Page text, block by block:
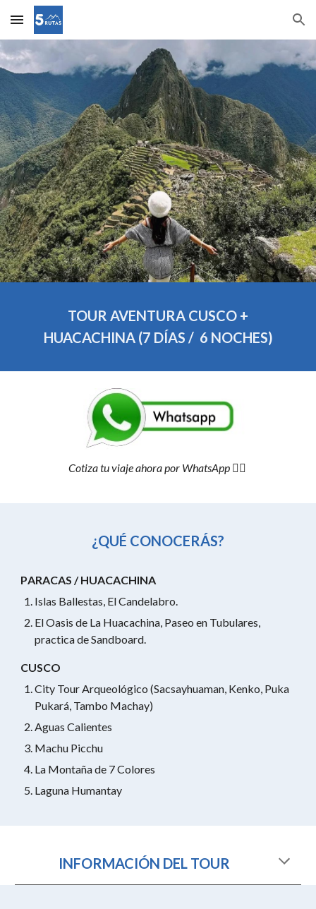
Skip to main content Skip to navigation
TOUR AVENTURA CUSCO +
HUACACHINA(7 DÍAS / 6 NOCHES)
Cotiza tu viaje ahora por WhatsApp 👆🏼
¿QUÉ CONOCERÁS?
PARACAS / HUACACHINA
Islas Ballestas, El Candelabro.
El Oasis de La Huacachina, Paseo en Tubulares,
practica de Sandboard.
CUSCO
City Tour Arqueológico (Sacsayhuaman, Kenko, Puka
Pukará, Tambo Machay)
Aguas Calientes
Machu Picchu
La Montaña de 7 Colores
Laguna Humantay
INFORMACIÓN DEL TOUR